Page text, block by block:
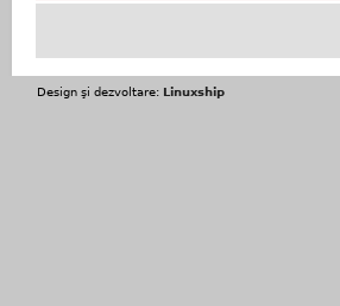
Design şi dezvoltare: Linuxship